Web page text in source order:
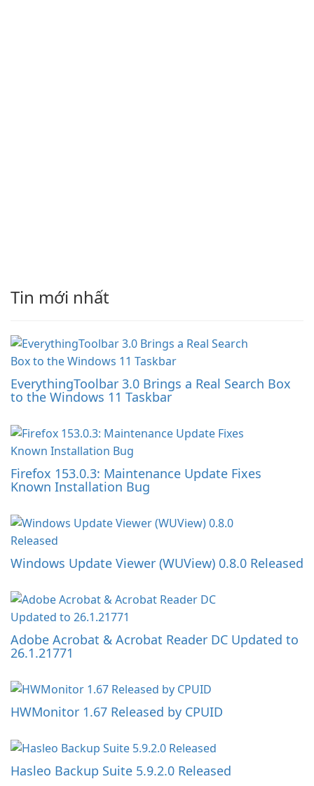
Tin mới nhất
EverythingToolbar 3.0 Brings a Real Search Box
to the Windows 11 Taskbar
Firefox 153.0.3: Maintenance Update Fixes
Known Installation Bug
Windows Update Viewer (WUView) 0.8.0 Released
Adobe Acrobat & Acrobat Reader DC Updated to
26.1.21771
HWMonitor 1.67 Released by CPUID
Hasleo Backup Suite 5.9.2.0 Released